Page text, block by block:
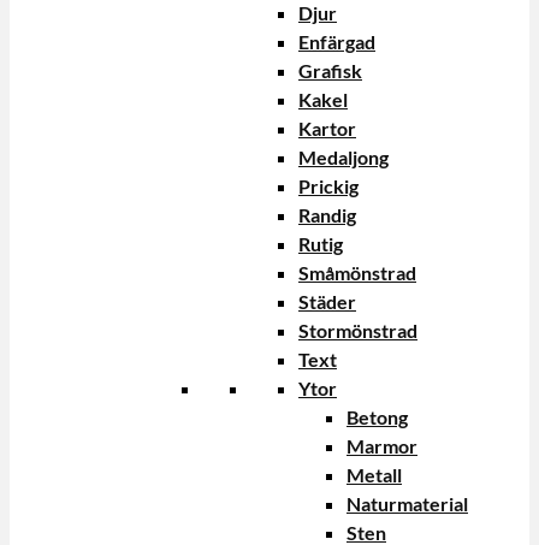
Djur
Enfärgad
Grafisk
Kakel
Kartor
Medaljong
Prickig
Randig
Rutig
Småmönstrad
Städer
Stormönstrad
Text
Ytor
Betong
Marmor
Metall
Naturmaterial
Sten